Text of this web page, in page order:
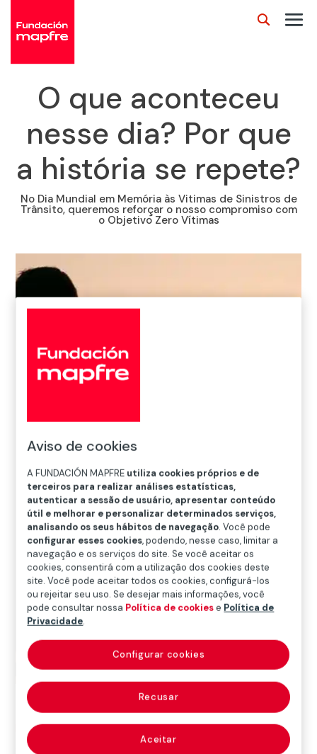
O que aconteceu
nesse dia? Por que
a história se repete?
No Dia Mundial em Memória às Vitimas de Sinistros de
Trânsito, queremos reforçar o nosso compromiso com
o Objetivo Zero Vítimas
Iniciação>Notícias>Segurança Viária>O que
aconteceu nesse dia? Por que a história se repete?
Aviso de cookies
A FUNDACIÓN MAPFRE utiliza cookies próprios e de
terceiros para realizar análises estatísticas,
autenticar a sessão de usuário, apresentar conteúdo
útil e melhorar e personalizar determinados serviços,
analisando os seus hábitos de navegação. Você pode
configurar esses cookies, podendo, nesse caso, limitar a
navegação e os serviços do site. Se você aceitar os
cookies, consentirá com a utilização dos cookies deste
site. Você pode aceitar todos os cookies, configurá-los
ou rejeitar seu uso. Se desejar mais informações, você
pode consultar nossa Política de cookiese Política de
Privacidade.
Recusar
Aceitar
Configurar cookies